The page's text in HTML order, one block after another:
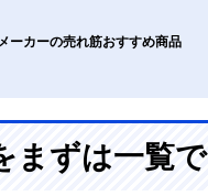
ーカーの売れ筋おすすめ商品
まずは一覧で